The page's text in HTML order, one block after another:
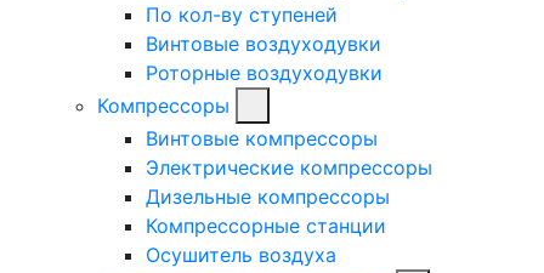
По кол-ву ступеней
Винтовые воздуходувки
Роторные воздуходувки
Компрессоры
Винтовые компрессоры
Электрические компрессоры
Дизельные компрессоры
Компрессорные станции
Осушитель воздуха